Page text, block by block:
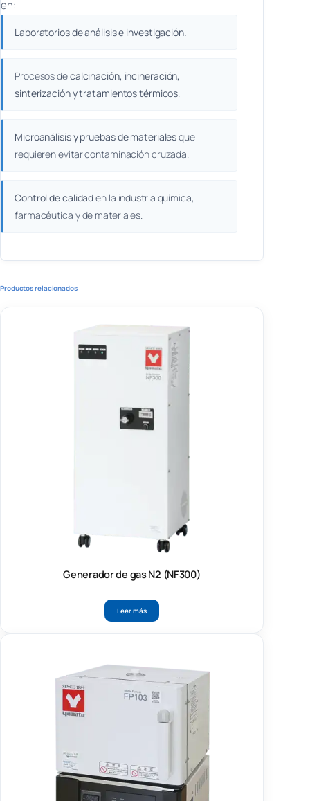
en:
Laboratorios de análisis e investigación.
Procesos decalcinación, incineración,
sinterización y tratamientos térmicos
Microanálisis y pruebas de materialesque
requieren evitar contaminación cruzada.
Control de calidaden la industria química,
farmacéutica y de materiales.
Productos relacionados
Generador de gas N2 (NF300)
Leer más